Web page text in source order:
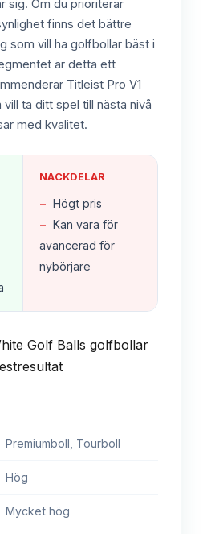
sig. Om du prioriterar
finns det bättre
som vill ha golfbollar bäst i
är detta ett
Titleist Pro V1
ta ditt spel till nästa nivå
med kvalitet.
NACKDELAR
− Högt pris
− Kan vara för
avancerad för
nybörjare
Premiumboll, Tourboll
Hög
Mycket hög